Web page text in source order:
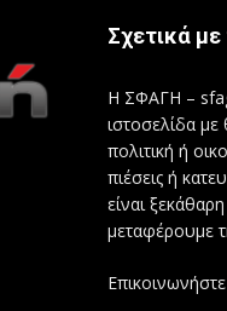
Σχετικά
Η ΣΦΑΓΗ –
ιστοσελίδα
πολιτική ή
πιέσεις ή
είναι
μεταφέρουμε